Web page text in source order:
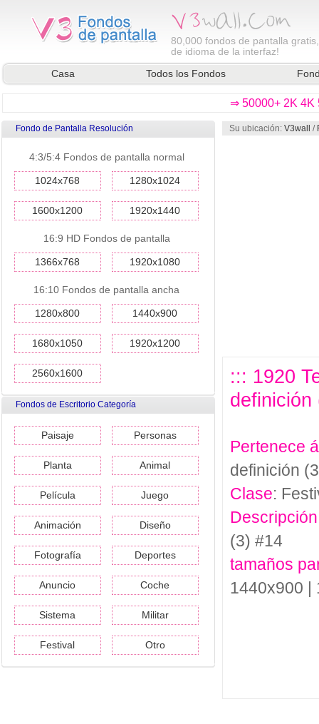
80,000 fondos de pantalla
de idioma de la interfaz!
Casa
Todos los Fondos
⇒ 50000+ 2K 4K
Fondo de Pantalla Resolución
4:3/5:4 Fondos de pantalla normal
1024x768 1280x1024
1600x1200 1920x1440
16:9 HD Fondos de pantalla
1366x768 1920x1080
16:10 Fondos de pantalla ancha
1280x800 1440x900
1680x1050 1920x1200
2560x1600
Fondos de Escritorio Categoría
Paisaje Personas
Planta Animal
Película Juego
Animación Diseño
Fotografía Deportes
Anuncio Coche
Sistema Militar
Festival Otro
Su ubicación: V3wall /
::: 1920
definición
Pertenece
definición
Clase:
Descripción
(3) #14
tamaños
1440x900 |